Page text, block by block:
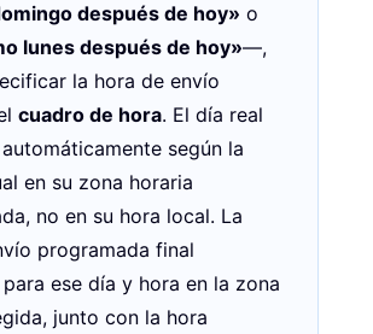
después de hoy» o
lunes después de hoy»—,
la hora de envío
cuadro de hora. El día real
según la
en su zona horaria
no en su hora local. La
programada final
ese día y hora en la zona
junto con la hora